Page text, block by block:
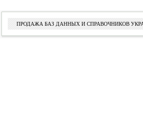
ПРОДАЖА БАЗ ДАННЫХ И СПРАВОЧНИКОВ